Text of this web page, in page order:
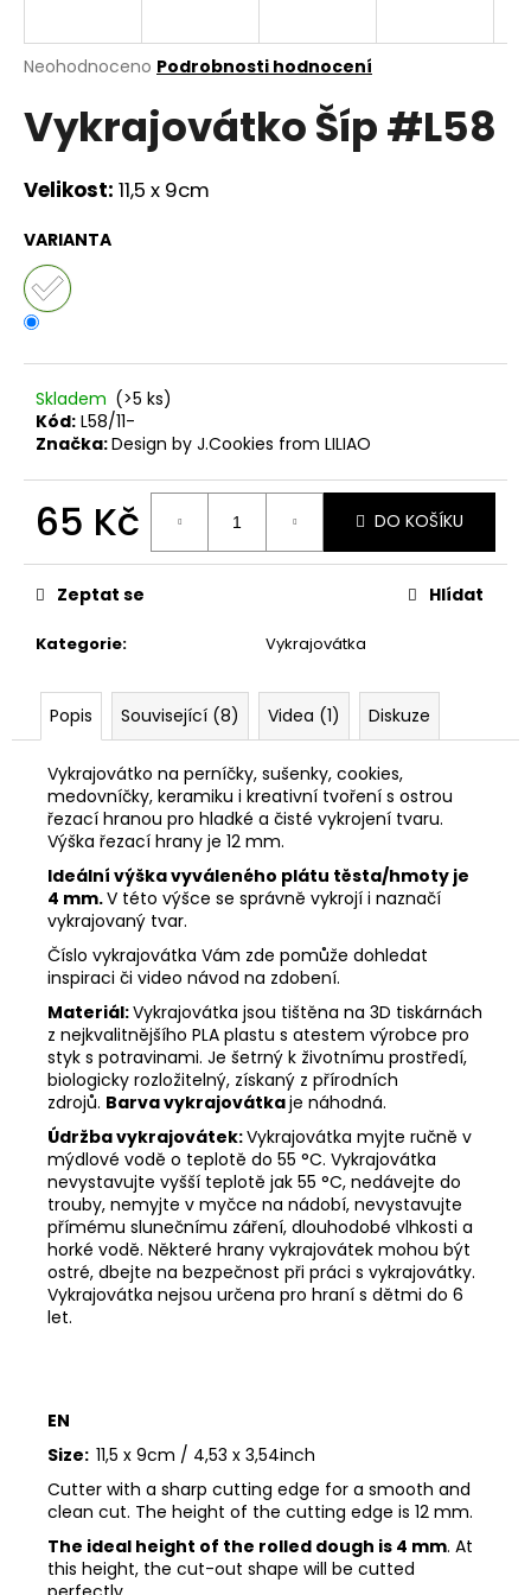
Průměrné
produktu
je
z
5
Neohodnoceno Podrobnosti hodnocení
Vykrajovátko Šíp #L58
Velikost: 11,5 x 9cm
VARIANTA
Skladem (>5 ks)
Kód: L58/11-
Značka:Design by J.Cookies from LILIAO
65 Kč
cena:
DO KOŠÍKU
Kategorie: Vykrajovátka
Zeptat se Hlídat
Popis Související (8) Videa (1) Diskuze
Vykrajovátko na perníčky, sušenky, cookies,
medovníčky, keramiku i kreativní tvoření s ostrou
řezací hranou pro hladké a čisté vykrojení tvaru.
Výška řezací hrany je 12 mm.
Ideální výška vyváleného plátu těsta/hmoty je
4 mm.V této výšce se správně vykrojí i naznačí
vykrajovaný tvar.
Číslo vykrajovátka Vám zde pomůže dohledat
inspiraci či video návod na zdobení.
Materiál:Vykrajovátka jsou tištěna na 3D tiskárnách
z nejkvalitnějšího PLA plastu s atestem výrobce pro
styk s potravinami. Je šetrný k životnímu prostředí,
biologicky rozložitelný, získaný z přírodních
zdrojů. Barva vykrajovátkaje náhodná.
Údržba vykrajovátek:Vykrajovátka myjte ručně v
mýdlové vodě o teplotě do 55 °C. Vykrajovátka
nevystavujte vyšší teplotě jak 55 °C, nedávejte do
trouby, nemyjte v myčce na nádobí, nevystavujte
přímému slunečnímu záření, dlouhodobé vlhkosti a
horké vodě. Některé hrany vykrajovátek mohou být
ostré, dbejte na bezpečnost při práci s vykrajovátky.
Vykrajovátka nejsou určena pro hraní s dětmi do 6
let.
EN
Size: 11,5 x 9cm / 4,53 x 3,54inch
Cutter with a sharp cutting edge for a smooth and
clean cut. The height of the cutting edge is 12 mm.
The ideal height of the rolled dough is 4 mm. At
this height, the cut-out shape will be cutted
j
t
?
o
p
o
r
u
u
m
VYKRAJOVÁTKA
ZVÍŘÁTKA
#1988
Kč